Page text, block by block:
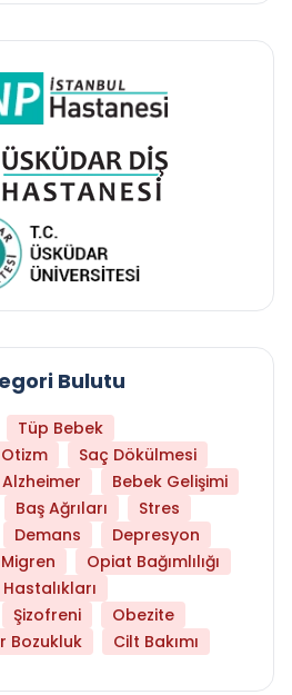
Bulutu
Tüp Bebek
Otizm
Saç Dökülmesi
Alzheimer
Bebek Gelişimi
Baş Ağrıları
Stres
Demans
Depresyon
Migren
Opiat Bağımlılığı
Hastalıkları
Şizofreni
Obezite
Bozukluk Cilt Bakımı